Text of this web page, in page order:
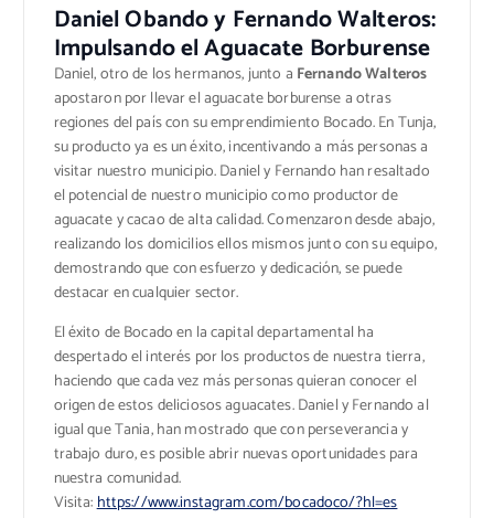
Daniel Obando y Fernando Walteros:
Impulsando el Aguacate Borburense
Daniel, otro de los hermanos, junto a Fernando Walteros
apostaron por llevar el aguacate borburense a otras
regiones del país con su emprendimiento Bocado. En Tunja,
su producto ya es un éxito, incentivando a más personas a
visitar nuestro municipio. Daniel y Fernando han resaltado
el potencial de nuestro municipio como productor de
aguacate y cacao de alta calidad. Comenzaron desde abajo,
realizando los domicilios ellos mismos junto con su equipo,
demostrando que con esfuerzo y dedicación, se puede
destacar en cualquier sector.
El éxito de Bocado en la capital departamental ha
despertado el interés por los productos de nuestra tierra,
haciendo que cada vez más personas quieran conocer el
origen de estos deliciosos aguacates. Daniel y Fernando al
igual que Tania, han mostrado que con perseverancia y
trabajo duro, es posible abrir nuevas oportunidades para
nuestra comunidad.
Visita:https://www.instagram.com/bocadoco/?hl=es